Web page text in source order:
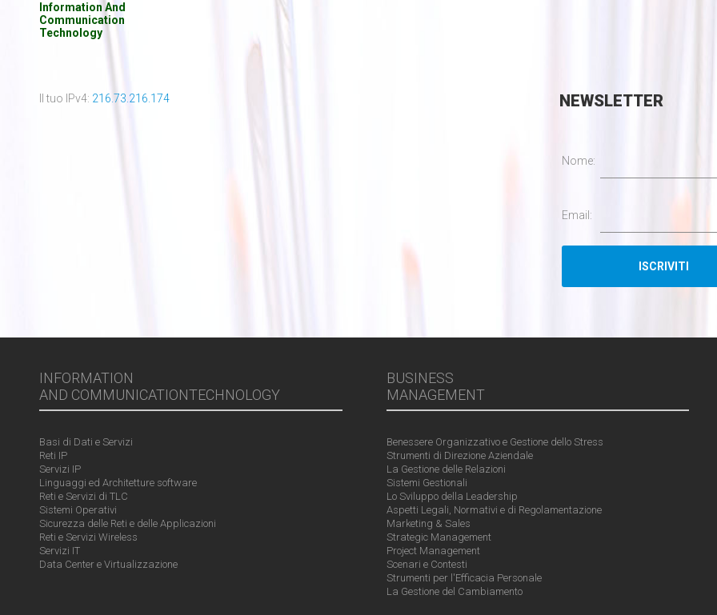
Information And
Communication
Technology
Il tuo IPv4: 216.73.216.174 NEWSLETTER
Nome:
Email:
INFORMATION
AND COMMUNICATIONTECHNOLOGY
Basi di Dati e Servizi
Reti IP
Servizi IP
Linguaggi ed Architetture software
Reti e Servizi di TLC
Sistemi Operativi
Sicurezza delle Reti e delle Applicazioni
Reti e Servizi Wireless
Servizi IT
Data Center e Virtualizzazione
BUSINESS
MANAGEMENT
Benessere Organizzativo e Gestione dello Stress
Strumenti di Direzione Aziendale
La Gestione delle Relazioni
Sistemi Gestionali
Lo Sviluppo della Leadership
Aspetti Legali, Normativi e di Regolamentazione
Marketing & Sales
Strategic Management
Project Management
Scenari e Contesti
Strumenti per l'Efficacia Personale
La Gestione del Cambiamento